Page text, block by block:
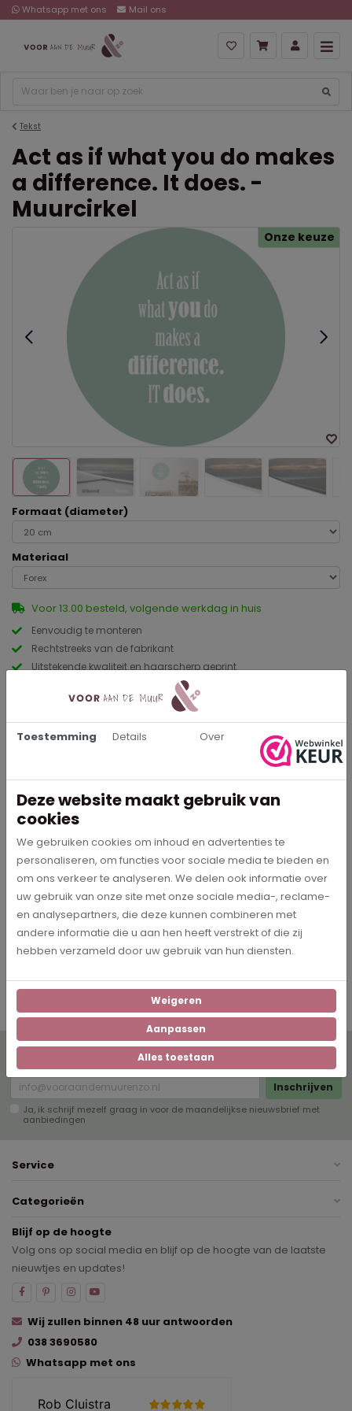
Whatsapp met ons Mail ons
Tekst
Act as if what you do makes
a difference. It does. -
Muurcirkel
Onze keuze
Eenvoudig te monteren
Rechtstreeks van de fabrikant
Uitstekende kwaliteit en haarscherp geprint
Formaat (diameter)
Materiaal
Voor 13.00 besteld, volgende werkdag in huis
Beschrijving
Op zoek naar een inspirerende quote voor aan de muur? Ga
voor de muurcirkel 'Act as if what you do makes a difference. It
does.'. Wat jij doet maakt verschil en dat geldt voor iedereen.
De muurcirkel is verkrijgbaar in veel verschillende formaten op
dibond en forex.
Specificaties
Artikelnummer 0187
Wil je op de hoogte blijven? Schrijf je dan in voor onze
digitale nieuwsbrief!
Inschrijven
Ja, ik schrijf mezelf graag in voor de maandelijkse nieuwsbrief met
aanbiedingen
Service
Categorieën
Blijf op de hoogte
Volg ons op social media en blijf op de hoogte van de laatste
nieuwtjes en updates!
Wij zullen binnen 48 uur antwoorden
038 3690580
Whatsapp met ons
Toestemming Details Over
Deze website maakt gebruik van
cookies
We gebruiken cookies om inhoud en advertenties te
personaliseren, om functies voor sociale media te bieden en
om ons verkeer te analyseren. We delen ook informatie over
uw gebruik van onze site met onze sociale media-, reclame-
en analysepartners, die deze kunnen combineren met
andere informatie die u aan hen heeft verstrekt of die zij
hebben verzameld door uw gebruik van hun diensten.
Weigeren
Aanpassen
Alles toestaan